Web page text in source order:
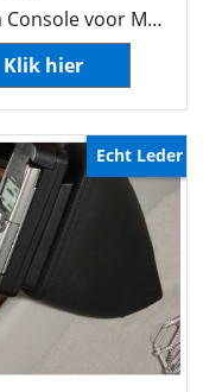
Kuda Console voor Mercedes CLK (C209) vanaf 05/2002
Klik hier
Echt Leder